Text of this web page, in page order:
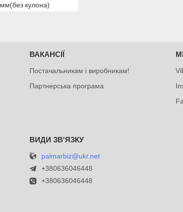
мм(без кулона)
ВАКАНСІЇ
Постачальникам і виробникам!
Партнерська програма
palmarbiz@ukr.net
+380636046448
+380636046448